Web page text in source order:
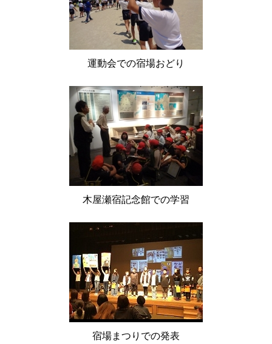
運動会での宿場おどり
木屋瀬宿記念館での学習
宿場まつりでの発表